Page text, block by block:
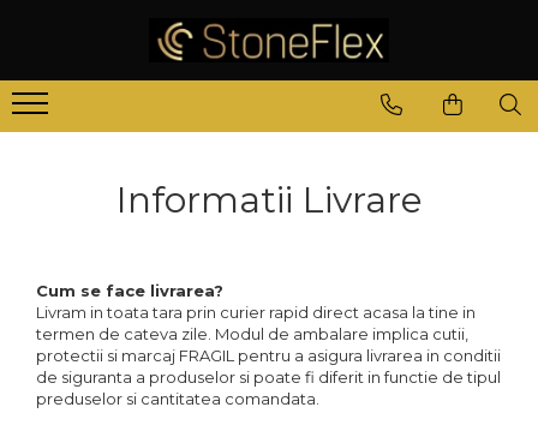
Informatii Livrare
Cum se face livrarea?
Livram in toata tara prin curier rapid direct acasa la tine in
termen de cateva zile. Modul de ambalare implica cutii,
protectii si marcaj FRAGIL pentru a asigura livrarea in conditii
de siguranta a produselor si poate fi diferit in functie de tipul
preduselor si cantitatea comandata.